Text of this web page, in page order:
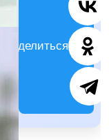
Поделиться